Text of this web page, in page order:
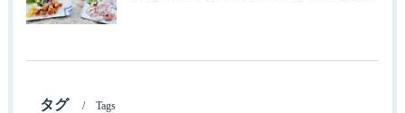
タグ Tags